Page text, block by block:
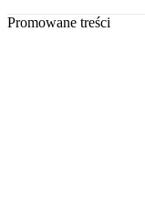
Promowane treści